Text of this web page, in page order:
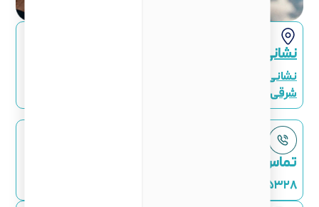
نشانی موسسه
شرقی)، پلاک ۱۰
تماس با ما
۰۲۱-۴۵۳۲۸